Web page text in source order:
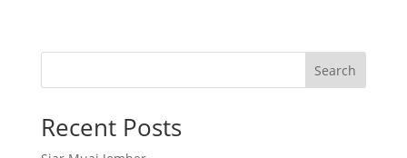
Search
Recent Posts